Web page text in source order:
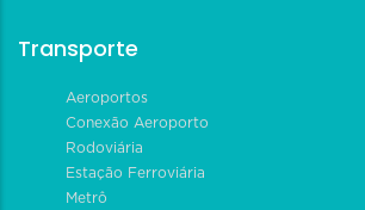
Transporte
Aeroportos
Conexão Aeroporto
Rodoviária
Estação Ferroviária
Metrô